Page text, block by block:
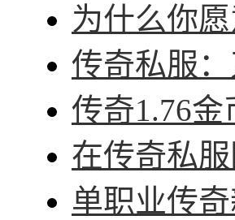
为什么你
传奇私服
传奇1.76
在传奇私
单职业传